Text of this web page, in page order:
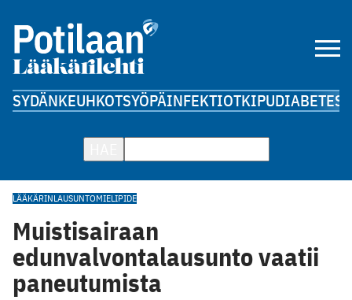
SYDÄNKEUHKOTSYÖPÄINFEKTIOTKIPUDIABETES
LÄÄKÄRINLAUSUNTOMIELIPIDE
Muistisairaan
edunvalvontalausunto vaatii
paneutumista